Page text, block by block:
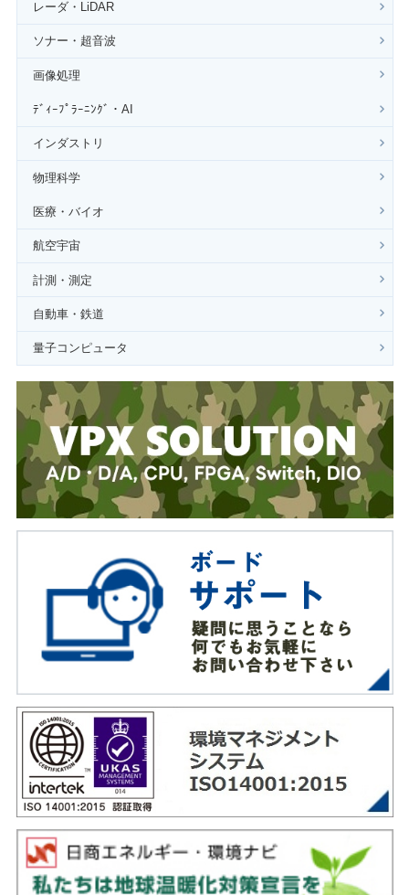
レーダ・LiDAR
ソナー・超音波
画像処理
ﾃﾞｨｰﾌﾟﾗｰﾆﾝｸﾞ・AI
インダストリ
物理科学
医療・バイオ
航空宇宙
計測・測定
自動車・鉄道
量子コンピュータ